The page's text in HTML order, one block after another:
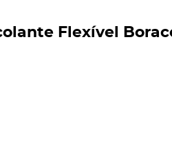
Flexível